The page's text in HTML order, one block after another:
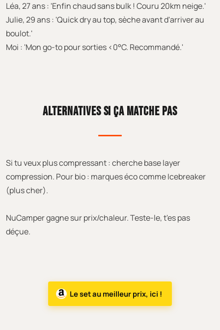
Léa, 27 ans : 'Enfin chaud sans bulk ! Couru 20km neige.'
Julie, 29 ans : 'Quick dry au top, sèche avant d'arriver au
boulot.'
Moi : 'Mon go-to pour sorties <0°C. Recommandé.'
ALTERNATIVES SI ÇA MATCHE PAS
Si tu veux plus compressant : cherche base layer
compression. Pour bio : marques éco comme Icebreaker
(plus cher).
NuCamper gagne sur prix/chaleur. Teste-le, t'es pas
déçue.
Le set au meilleur prix, ici !